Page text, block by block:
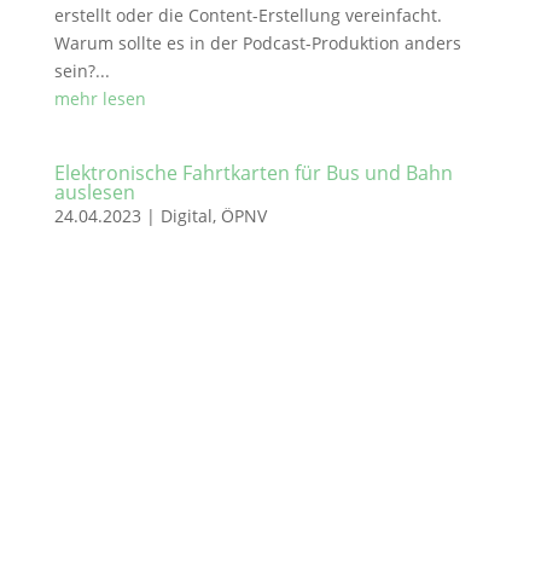
erstellt oder die Content-Erstellung vereinfacht.
Warum sollte es in der Podcast-Produktion anders
sein?...
mehr lesen
Elektronische Fahrtkarten für Bus und Bahn
auslesen
24.04.2023 | Digital, ÖPNV